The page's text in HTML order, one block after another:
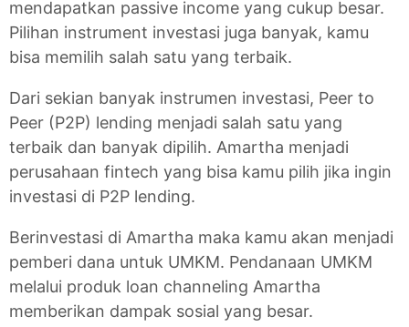
mendapatkan passive income yang cukup besar.
Pilihan instrument investasi juga banyak, kamu
bisa memilih salah satu yang terbaik.
Dari sekian banyak instrumen investasi, Peer to
Peer (P2P) lending menjadi salah satu yang
terbaik dan banyak dipilih. Amartha menjadi
perusahaan fintech yang bisa kamu pilih jika ingin
investasi di P2P lending.
Berinvestasi di Amartha maka kamu akan menjadi
pemberi dana untuk UMKM. Pendanaan UMKM
melalui produk loan channeling Amartha
memberikan dampak sosial yang besar.